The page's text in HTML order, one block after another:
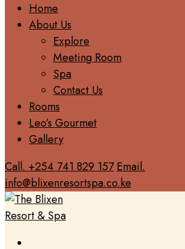
Home
About Us
Explore
Meeting Room
Spa
Contact Us
Rooms
Leo’s Gourmet
Gallery
Call. +254 741 829 157 Email.
info@blixenresortspa.co.ke